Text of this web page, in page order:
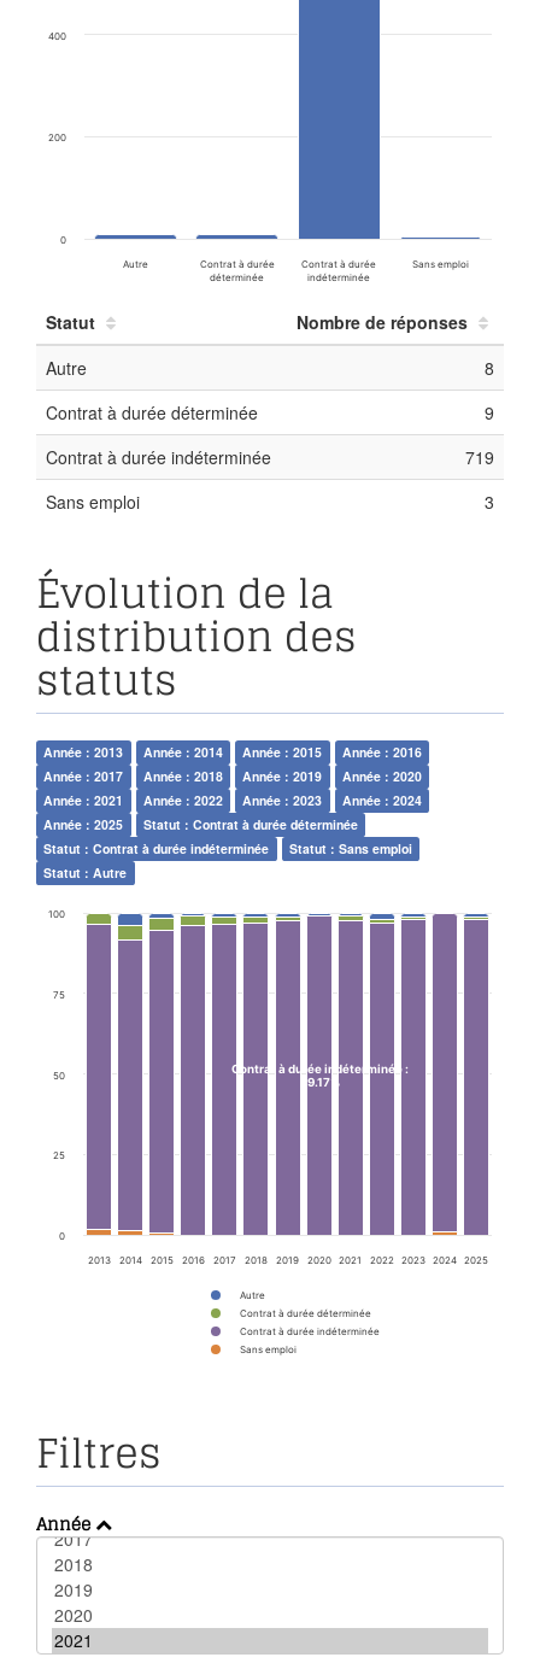
Autre
Contrat à durée
déterminée
Contrat à durée
indéterminée
Sans emploi
0
200
400
Statut
Nombre de réponses
Autre
8
Contrat à durée déterminée
9
Contrat à durée indéterminée
719
Sans emploi
3
Évolution de la
distribution des
statuts
Année : 2013 Année : 2014 Année : 2015
Année : 2016
Année : 2017
Année : 2018 Année : 2019
Année : 2020
Année : 2021
Année : 2022 Année : 2023
Année : 2024
Année : 2025
Statut : Contrat à durée déterminée
Statut : Contrat à durée indéterminée
Statut : Sans emploi
Statut : Autre
Autre
Contrat à durée déterminée
Contrat à durée indéterminée
Sans emploi
2013 2014 2015 2016 2017 2018 2019 2020 2021 2022 2023 2024 2025
0
25
50
75
100
Contrat à durée indéterminée:
99.17%
Filtres
Année